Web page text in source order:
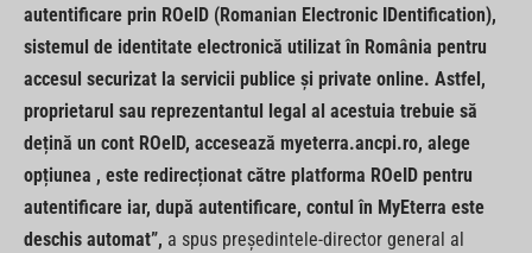
autentificare prin ROeID (Romanian Electronic IDentification),
sistemul de identitate electronică utilizat în România pentru
accesul securizat la servicii publice și private online. Astfel,
proprietarul sau reprezentantul legal al acestuia trebuie să
dețină un cont ROeID, accesează myeterra.ancpi.ro, alege
opțiunea , este redirecționat către platforma ROeID pentru
autentificare iar, după autentificare, contul în MyEterra este
deschis automat”, a spus președintele-director general al